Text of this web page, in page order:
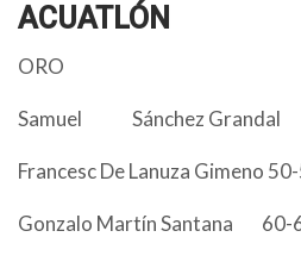
ACUATLÓN
ORO
Samuel Sánchez
Francesc De Lanuza Gimeno
Gonzalo Martín Santana 60-